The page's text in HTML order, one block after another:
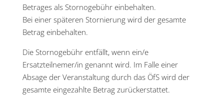
Betrages als Stornogebühr einbehalten.
Bei einer späteren Stornierung wird der gesamte
Betrag einbehalten.
Die Stornogebühr entfällt, wenn ein/e
Ersatzteilnemer/in genannt wird. Im Falle einer
Absage der Veranstaltung durch das ÖfS wird der
gesamte eingezahlte Betrag zurückerstattet.